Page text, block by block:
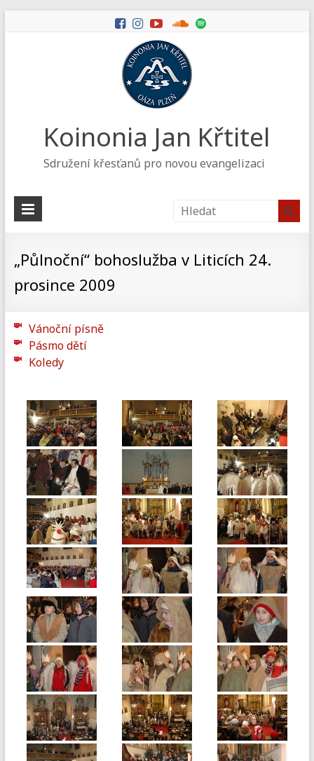
Koinonia Jan Křtitel
Sdružení křesťanů pro novou evangelizaci
„Půlnoční“ bohoslužba v Liticích 24.
prosince 2009
Vánoční písně
Pásmo dětí
Koledy